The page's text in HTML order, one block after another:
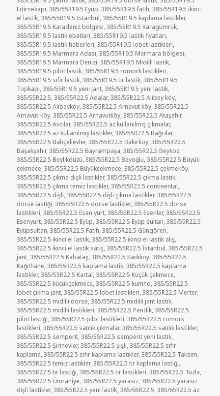
Edirnekapı,385/55R19.5 Eyüp,385/55R19.5 fatih,385/55R19.5 ikinci
el lastik,385/55R19.5 İstanbul,385/55R19.5 kaplama lastikler,
385/55R19.5 Karadeniz bölgesi,385/55R19.5 Karagümrük,
385/55R19.5 lastik ebatları,385/55R19.5 lastik fiyatları,
385/55R19.5 lastik haberleri,385/55R19.5 lobet lastikleri,
385/55R19.5 Marmara Adası,385/55R19.5 Marmara bölgesi,
385/55R19.5 Marmara Denizi,385/55R19.5 Midilli lastik,
385/55R19.5 pilot lastik,385/55R19.5 römork lastikleri,
385/55R19.5 sıfır lastik,385/55R19.5 tır lastik,385/55R19.5
Topkapı,385/55R19.5 yeni jant,385/55R19.5 yeni lastik,
385/55R22.5,385/55R22.5 Adalar,385/55R22.5 Alibey köy,
385/55R22.5 Alibeyköy,385/55R22.5 Arnavut köy,385/55R22.5
Arnavut-köy,385/55R22.5 Arnavutköy,385/55R22.5 Ataşehir,
385/55R22.5 Avcılar,385/55R22.5 az kullanılmış çıkmalar,
385/55R22.5 az kullanılmış lastikler,385/55R22.5 Bağcılar,
385/55R22.5 Bahçelievler,385/55R22.5 Bakırköy,385/55R22.5
Başakşehir,385/55R22.5 Bayrampaşa,385/55R22.5 Beykoz,
385/55R22.5 Beylikdüzü,385/55R22.5 Beyoğlu,385/55R22.5 Büyük
çekmece,385/55R22.5 Büyükcekmece,385/55R22.5 çekmeköy,
385/55R22.5 çıkma dişli lastikler,385/55R22.5 çıkma lastik,
385/55R22.5 çıkma temiz lastikler,385/55R22.5 continental,
385/55R22.5 dişli,385/55R22.5 dişli çıkma lastikler,385/55R22.5
dorse lastiği,385/55R22.5 dorse lastikler,385/55R22.5 dorse
lastikleri,385/55R22.5 Esen yurt,385/55R22.5 Esenler,385/55R22.5
Esenyurt,385/55R22.5 Eyüp,385/55R22.5 Eyüp sultan,385/55R22.5
Eyüpsultan,385/55R22.5 Fatih,385/55R22.5 Güngören,
385/55R22.5 ikinci el lastik,385/55R22.5 ikinci el lastik alış,
385/55R22.5 ikinci el lastik satış,385/55R22.5 İstanbul,385/55R22.5
jant,385/55R22.5 Kabataş,385/55R22.5 Kadıköy,385/55R22.5
Kağıthane,385/55R22.5 kaplama lastik,385/55R22.5 kaplama
lastikler,385/55R22.5 Kartal,385/55R22.5 Küçük çekmece,
385/55R22.5 küçükçekmece,385/55R22.5 kumho,385/55R22.5
lobet çıkma jant,385/55R22.5 lobet lastikleri,385/55R22.5 Merter,
385/55R22.5 midilli dorse,385/55R22.5 midilli jant lastik,
385/55R22.5 midilli lastikleri,385/55R22.5 Pendik,385/55R22.5
pilot lastiği,385/55R22.5 pilot lastikleri,385/55R22.5 römork
lastikleri,385/55R22.5 satılık çıkmalar,385/55R22.5 satılık lastikler,
385/55R22.5 semperit,385/55R22.5 semperit yeni lastik,
385/55R22.5 Şirinevler,385/55R22.5 şişli,385/55R22.5 sıfır
kaplama,385/55R22.5 sıfır kaplama lastikler,385/55R22.5 Taksim,
385/55R22.5 temiz lastikler,385/55R22.5 tır kaplama lastiği,
385/55R22.5 tır lastiği,385/55R22.5 tır lastikleri,385/55R22.5 Tuzla,
385/55R22.5 Ümraniye,385/55R22.5 yarasız,385/55R22.5 yarasız
dişli lastikler,385/55R22.5 yeni lastik,385/65R22.5,385/65R22.5 az